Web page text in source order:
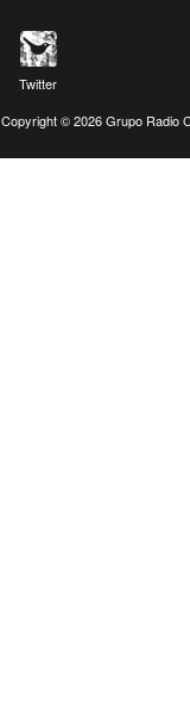
Twitter
Copyright ©2026 Grupo Radio